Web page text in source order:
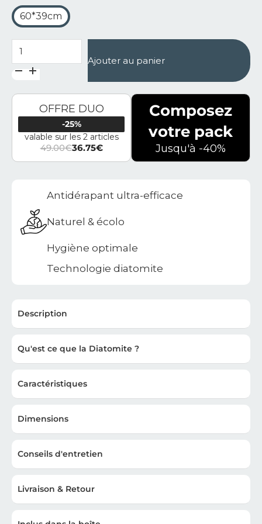
60*39cm
quantité de Tapis de bain en diatomite Terra Ola
Ajouter au panier
OFFRE DUO
-25%
valable sur les 2 articles
49.00€
Le prix initial était : 49.00€.
36.75€
Le prix actuel est : 36.75€.
Composez
votre pack
Jusqu'à -40%
Antidérapant ultra-efficace
Naturel & écolo
Hygiène optimale
Technologie diatomite
Description
Qu'est ce que la Diatomite ?
Caractéristiques
Dimensions
Conseils d'entretien
Livraison & Retour